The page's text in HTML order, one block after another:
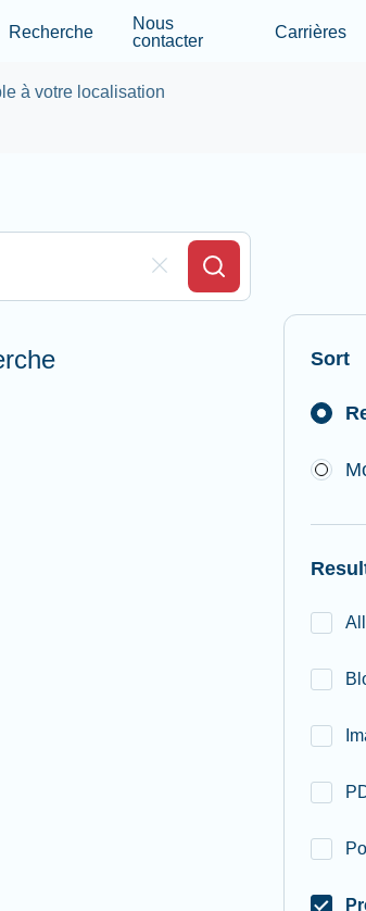
to main content
Recherche
Nous
contacter
Carrières
à votre localisation
Clear Field
Search
Sort